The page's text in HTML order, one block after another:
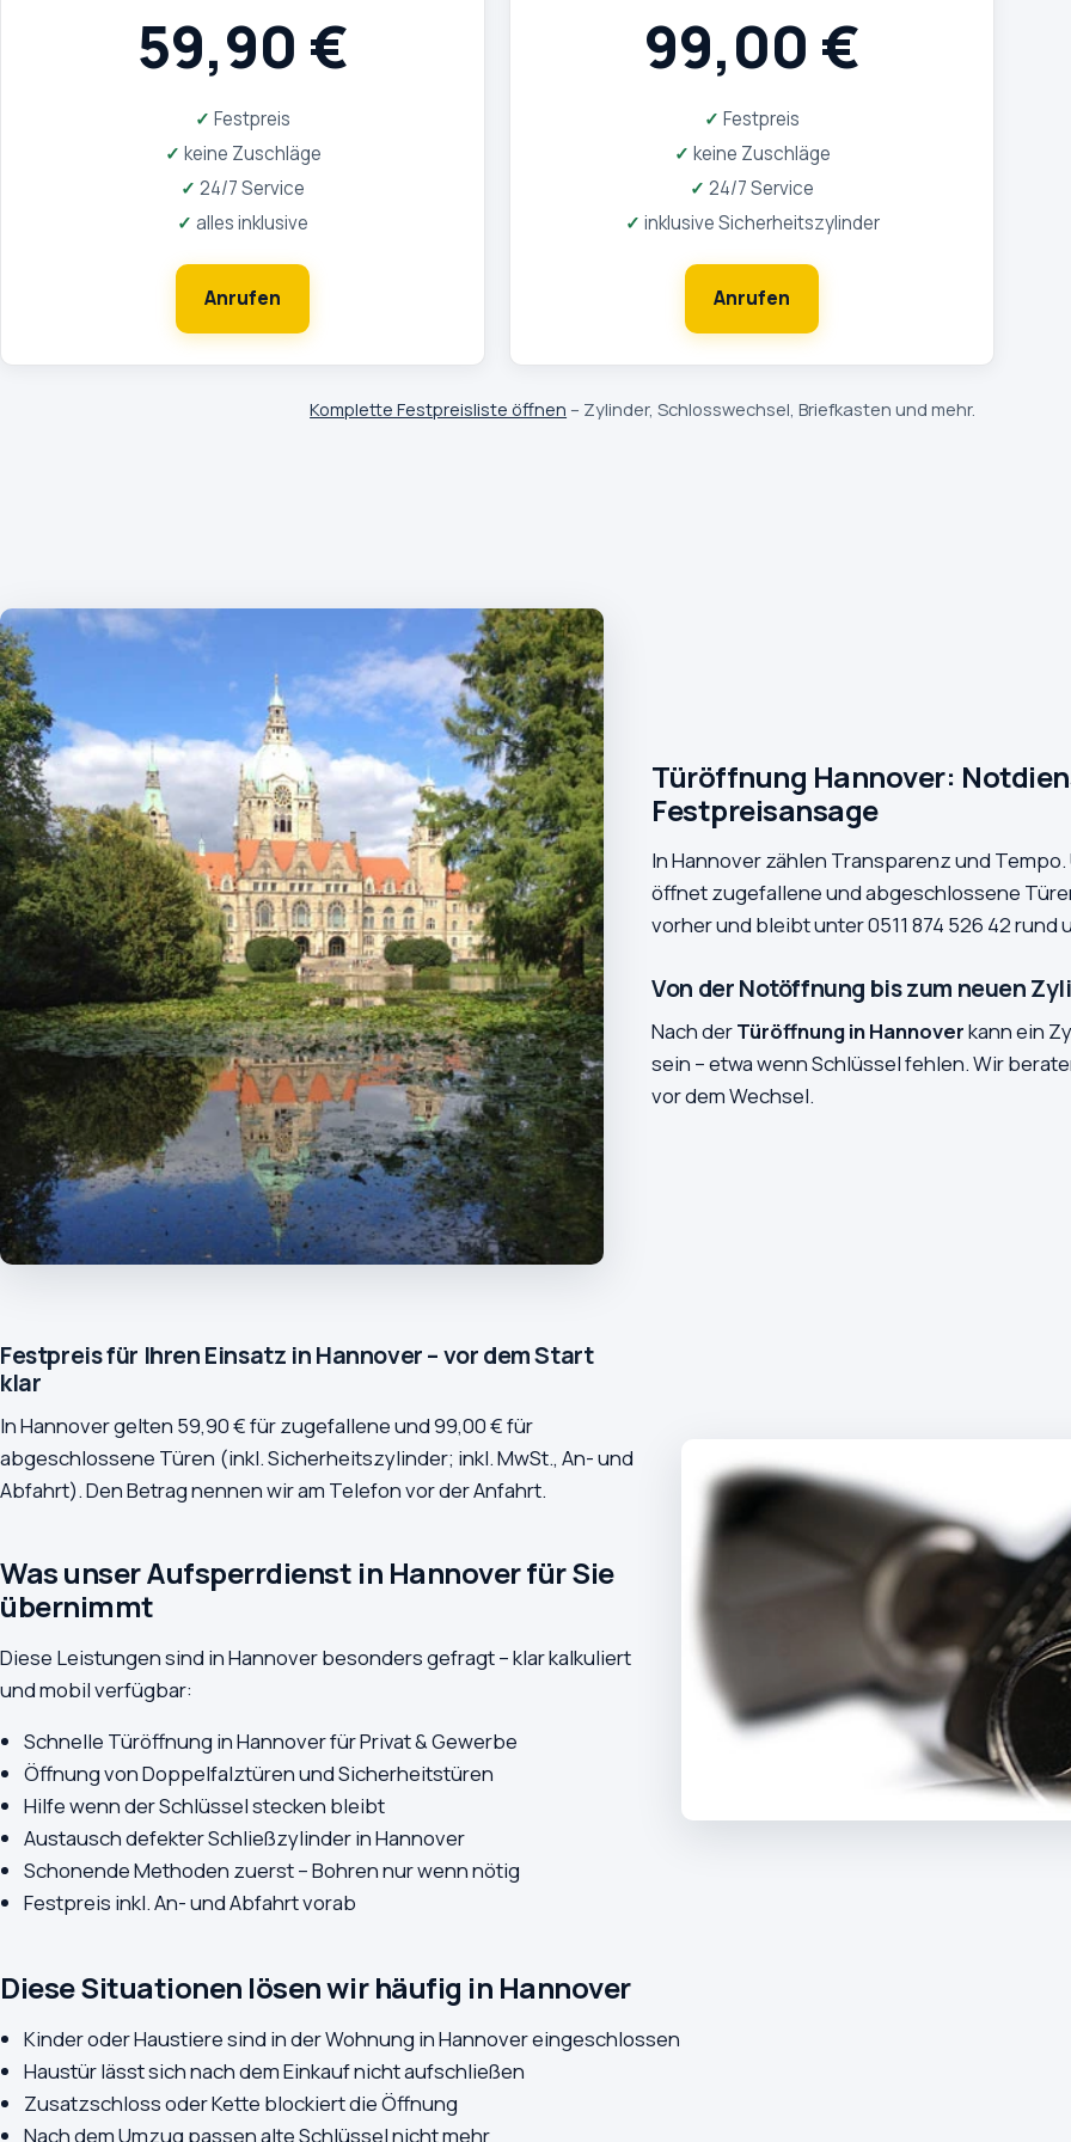
59,90 €
Festpreis
keine Zuschläge
24/7 Service
alles inklusive
Anrufen
99,00 €
Festpreis
keine Zuschläge
24/7 Service
inklusive Sicherheitszylinder
Anrufen
Komplette Festpreisliste öffnen – Zylinder, Schlosswechsel, Briefkasten und mehr.
Türöffnung Hannover:
Festpreisansage
In Hannover zählen Transparenz und
öffnet zugefallene und abgeschlossene
vorher und bleibt unter 0511 874 526 42 rund
Von der Notöffnung bis zum neuen
Nach derTüröffnung in Hannoverkann ein
sein – etwa wenn Schlüssel fehlen. Wir
vor dem Wechsel.
Festpreis für Ihren Einsatz in Hannover – vor dem Start
klar
In Hannover gelten 59,90 € für zugefallene und 99,00 € für
abgeschlossene Türen (inkl. Sicherheitszylinder; inkl. MwSt., An- und
Abfahrt). Den Betrag nennen wir am Telefon vor der Anfahrt.
Was unser Aufsperrdienst in Hannover für Sie
übernimmt
Diese Leistungen sind in Hannover besonders gefragt – klar kalkuliert
und mobil verfügbar:
Schnelle Türöffnung in Hannover für Privat & Gewerbe
Öffnung von Doppelfalztüren und Sicherheitstüren
Hilfe wenn der Schlüssel stecken bleibt
Austausch defekter Schließzylinder in Hannover
Schonende Methoden zuerst – Bohren nur wenn nötig
Festpreis inkl. An- und Abfahrt vorab
Diese Situationen lösen wir häufig in Hannover
Kinder oder Haustiere sind in der Wohnung in Hannover eingeschlossen
Haustür lässt sich nach dem Einkauf nicht aufschließen
Zusatzschloss oder Kette blockiert die Öffnung
Nach dem Umzug passen alte Schlüssel nicht mehr